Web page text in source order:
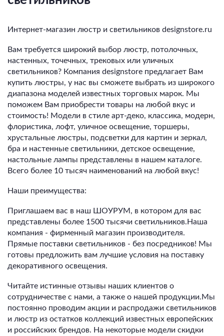
Интернет-магазин люстр и светильников designstore.ru
Вам требуется широкий выбор люстр, потолочных,
настенных, точечных, трековых или уличных
светильников? Компания designstore предлагает Вам
купить люстры, у нас вы сможете выбрать из широкого
диапазона моделей известных торговых марок. Мы
поможем Вам приобрести товары на любой вкус и
стоимость! Модели в стиле арт-деко, классика, модерн,
флористика, лофт, уличное освещение, торшеры,
хрустальные люстры, подсветки для картин и зеркал,
бра и настенные светильники, детское освещение,
настольные лампы представлены в нашем каталоге.
Всего более 10 тысяч наименований на любой вкус!
Наши преимущества:
Приглашаем вас в наш ШОУРУМ, в котором для вас
представлены более 1500 тысячи светильников.Наша
компания - фирменный магазин производителя.
Прямые поставки светильников - без посредников! Мы
готовы предложить вам лучшие условия на поставку
декоративного освещения.
Читайте истинные отзывы наших клиентов о
сотрудничестве с нами, а также о нашей продукции.Мы
постоянно проводим акции и распродажи светильников
и люстр из остатков коллекций известных европейских
и российских брендов. На некоторые модели скидки